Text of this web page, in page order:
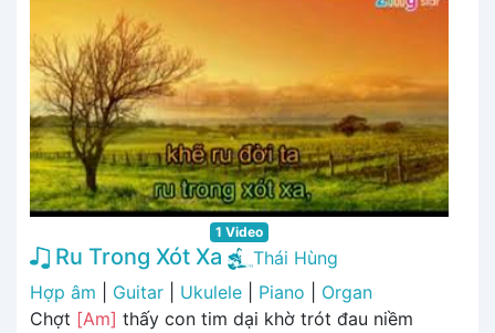
1 Video
Ru Trong Xót Xa
Thái Hùng
Hợp âm
Guitar Ukulele Piano
Organ
Chợt [Am] thấy con tim dại khờ trót đau niềm